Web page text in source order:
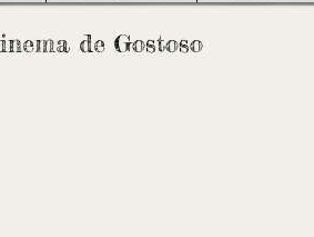
de Gostoso